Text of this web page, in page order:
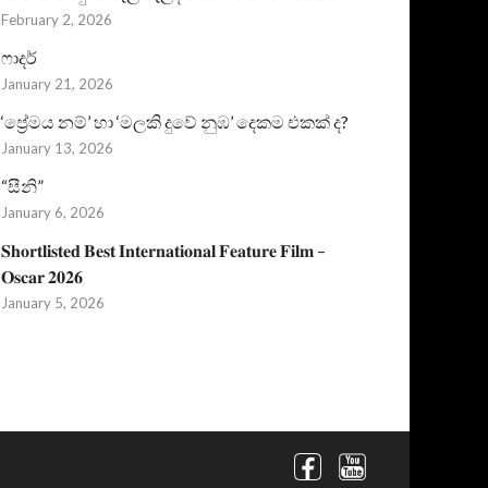
February 2, 2026
ෆාදර්
January 21, 2026
‘ප්‍රේමය නම්’ හා ‘මලකි දුවේ නුඹ’ දෙකම එකක් ද?
January 13, 2026
“සීනි”
January 6, 2026
𝐒𝐡𝐨𝐫𝐭𝐥𝐢𝐬𝐭𝐞𝐝 𝐁𝐞𝐬𝐭 𝐈𝐧𝐭𝐞𝐫𝐧𝐚𝐭𝐢𝐨𝐧𝐚𝐥 𝐅𝐞𝐚𝐭𝐮𝐫𝐞 𝐅𝐢𝐥𝐦 –
𝐎𝐬𝐜𝐚𝐫 𝟐𝟎𝟐𝟔
January 5, 2026